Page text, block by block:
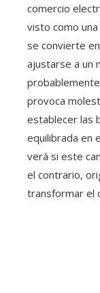
comercio
visto como
se convierte
ajustarse a un
provoca
establecer las
equilibrada en
verá si este
el contrario,
transformar el